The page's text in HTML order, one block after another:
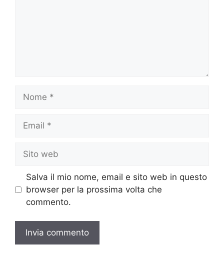
web
Salva il mio nome, email e sito web in questo
browser per la prossima volta che
commento.